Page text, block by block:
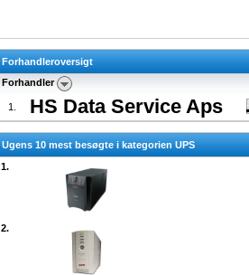
Forhandleroversigt
Forhandler
1. HS Data Service Aps
Ugens 10 mest besøgte i kategorien UPS
1.
2.